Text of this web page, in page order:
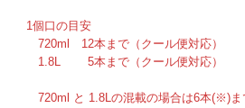
1個口の目安
720ml 12本まで（クール便対応）
1.8L 5本まで（クール便対応）
720ml と 1.8Lの混載の場合は6本(※)ま